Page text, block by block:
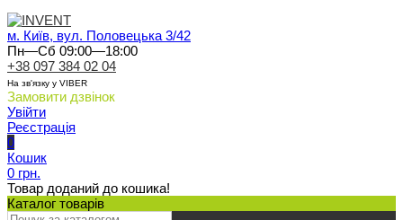
м. Київ, вул. Половецька 3/42
Пн—Сб 09:00—18:00
+38 097 384 02 04
На зв'язку у VIBER
Замовити дзвінок
Увійти
Реєстрація
0
Кошик
0 грн.
Товар доданий до кошика!
Каталог товарів